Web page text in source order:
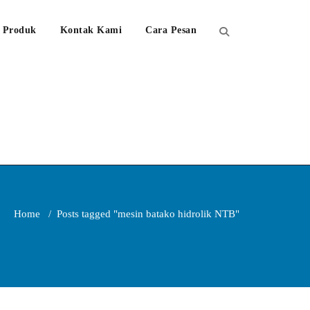
Produk Kontak Kami Cara Pesan
Home / Posts tagged "mesin batako hidrolik NTB"